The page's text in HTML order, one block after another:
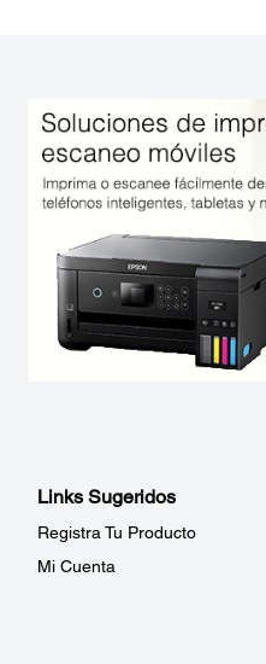
Links Sugeridos
Registra Tu Producto
Mi Cuenta